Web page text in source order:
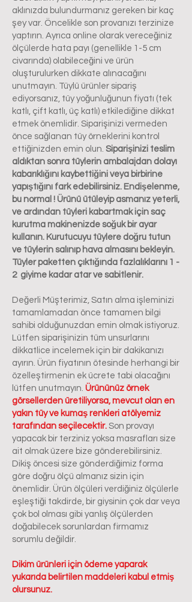
aklınızda bulundurmanız gereken bir kaç
şey var. Öncelikle son provanızı terzinize
yaptırın. Ayrıca online olarak vereceğiniz
ölçülerde hata payı (genellikle 1-5 cm
civarında) olabileceğini ve ürün
oluşturulurken dikkate alınacağını
unutmayın. Tüylü ürünler sipariş
ediyorsanız, tüy yoğunluğunun fiyatı (tek
katlı, çift katlı, üç katlı) etkilediğine dikkat
etmek önemlidir. Siparişinizi vermeden
önce sağlanan tüy örneklerini kontrol
ettiğinizden emin olun. Siparişinizi teslim
aldıktan sonra tüylerin ambalajdan dolayı
kabarıklığını kaybettiğini veya birbirine
yapıştığını fark edebilirsiniz. Endişelenme,
bu normal ! Ürünü ütüleyip asmanız yeterli,
ve ardından tüyleri kabartmak için saç
kurutma makinenizde soğuk bir ayar
kullanın. Kurutucuyu tüylere doğru tutun
ve tüylerin salınıp hava almasını bekleyin.
Tüyler paketten çıktığında fazlalıklarını 1 -
2 giyime kadar atar ve sabitlenir.
Değerli Müşterimiz, Satın alma işleminizi
tamamlamadan önce tamamen bilgi
sahibi olduğunuzdan emin olmak istiyoruz.
Lütfen siparişinizin tüm unsurlarını
dikkatlice incelemek için bir dakikanızı
ayırın. Ürün fiyatının ötesinde herhangi bir
özelleştirmenin ek ücrete tabi olacağını
lütfen unutmayın. Ürününüz örnek
görsellerden üretiliyorsa, mevcut olan en
yakın tüy ve kumaş renkleri atölyemiz
tarafından seçilecektir. Son provayı
yapacak bir terziniz yoksa masrafları size
ait olmak üzere bize gönderebilirsiniz.
Dikiş öncesi size gönderdiğimiz forma
göre doğru ölçü almanız sizin için
önemlidir. Ürün ölçüleri verdiğiniz ölçülerle
eşleştiği takdirde, bir giysinin çok dar veya
çok bol olması gibi yanlış ölçülerden
doğabilecek sorunlardan firmamız
sorumlu değildir.
Dikim ürünleri için ödeme yaparak
yukarıda belirtilen maddeleri kabul etmiş
olursunuz.